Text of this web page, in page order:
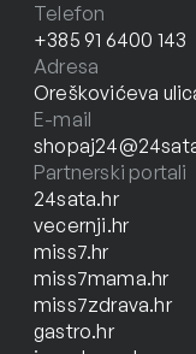
Telefon
+385 91 6400 143
Adresa
Oreškovićeva
E-mail
Partnerski portali
24sata.hr
vecernji.hr
miss7.hr
miss7mama.hr
miss7zdrava.hr
gastro.hr